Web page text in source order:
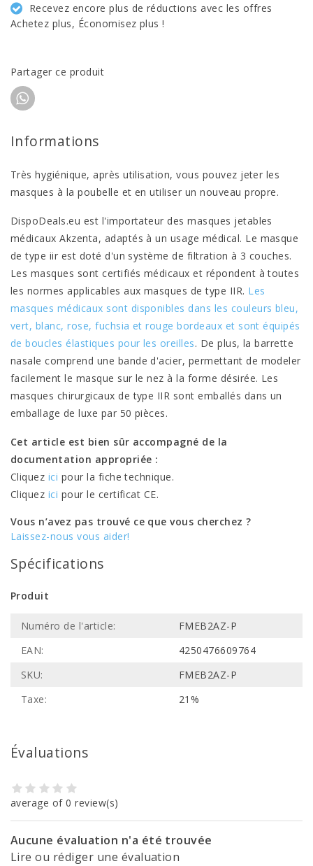
Recevez encore plus de réductions avec les offres
Achetez plus, Économisez plus !
Partager ce produit
Informations
Très hygiénique, après utilisation, vous pouvez jeter les
masques à la poubelle et en utiliser un nouveau propre.
DispoDeals.eu est l'importateur des masques jetables
médicaux Akzenta, adaptés à un usage médical. Le masque
de type iir est doté d'un système de filtration à 3 couches.
Les masques sont certifiés médicaux et répondent à toutes
les normes applicables aux masques de type IIR. Les
masques médicaux sont disponibles dans les couleurs bleu,
vert, blanc, rose, fuchsia et rouge bordeaux et sont équipés
de boucles élastiques pour les oreilles. De plus, la barrette
nasale comprend une bande d'acier, permettant de modeler
facilement le masque sur le nez à la forme désirée. Les
masques chirurgicaux de type IIR sont emballés dans un
emballage de luxe par 50 pièces.
Cet article est bien sûr accompagné de la
documentation appropriée :
Cliquez ici pour la fiche technique.
Cliquez ici pour le certificat CE.
Vous n’avez pas trouvé ce que vous cherchez ?
Laissez-nous vous aider!
Spécifications
Produit
Numéro de l'article:
FMEB2AZ-P
EAN:
4250476609764
SKU:
FMEB2AZ-P
Taxe:
21%
Évaluations
average of 0 review(s)
Aucune évaluation n'a été trouvée
Lire ou rédiger une évaluation